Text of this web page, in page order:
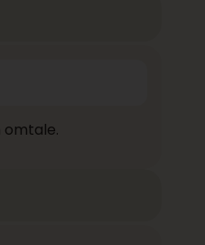
omtale.